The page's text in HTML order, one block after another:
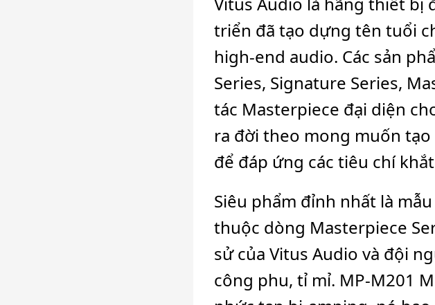
triển đã tạo dựng tên tuổi
high-end audio. Các sản
Series, Signature Series,
tác Masterpiece đại diện
ra đời theo mong muốn
để đáp ứng các tiêu chí
Siêu phẩm đỉnh nhất là
thuộc dòng Masterpiece
sử của Vitus Audio và đội
công phu, tỉ mỉ. MP-M201